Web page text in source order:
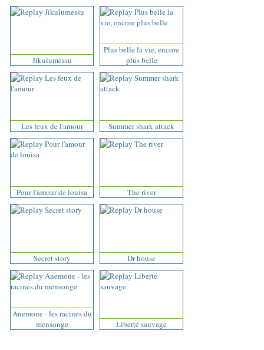
Jikulumessu
Plus belle la vie, encore
plus belle
Les feux de l'amour Summer shark attack
Pour l'amour de louisa The river
Secret story Dr house
Anemone - les racines du
mensonge
Liberté sauvage